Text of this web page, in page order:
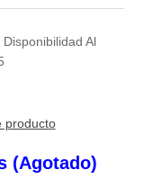
Al
producto
(Agotado)